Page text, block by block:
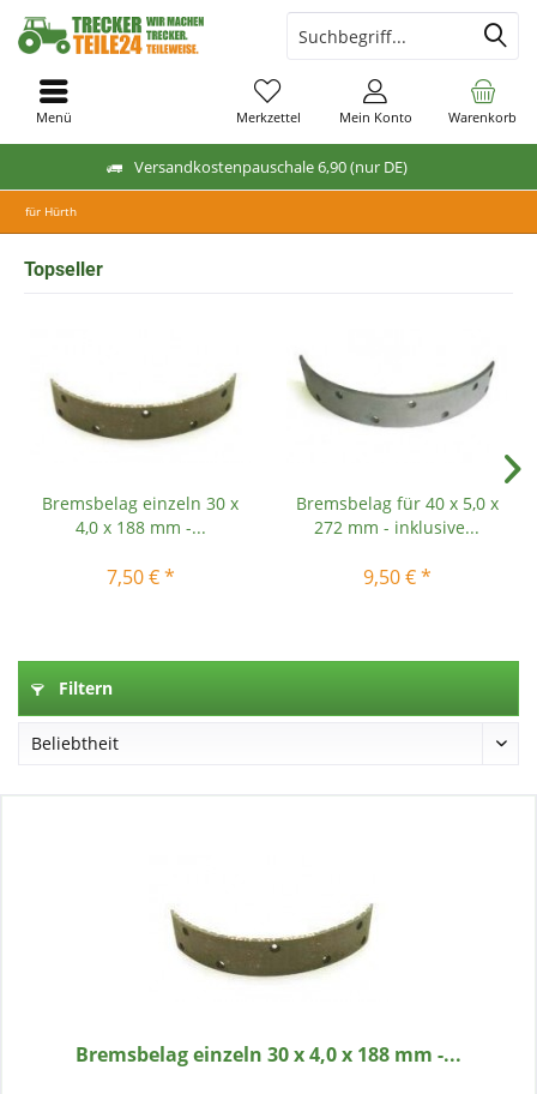
Versandkostenpauschale 6,90 (nur DE)
Warenkorb
Merkzettel Mein Konto
Menü
für Hürth
Topseller
Bremsbelag einzeln 30 x
4,0 x 188 mm -...
7,50 € *
Bremsbelag für 40 x 5,0 x
272 mm - inklusive...
9,50 € *
Filtern
Bremsbelag einzeln 30 x 4,0 x 188 mm -...